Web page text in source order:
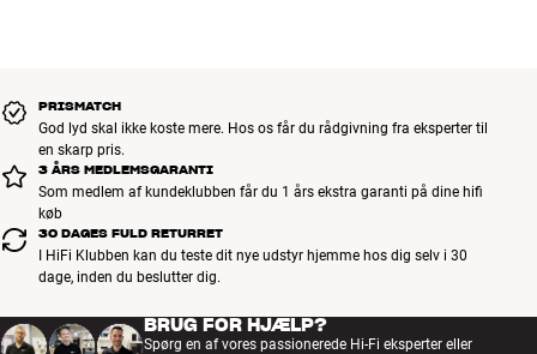
PRISMATCH
God lyd skal ikke koste mere. Hos os får du rådgivning fra eksperter til
en skarp pris.
3 ÅRS MEDLEMSGARANTI
Som medlem af kundeklubben får du 1 års ekstra garanti på dine hifi
køb
30 DAGES FULD RETURRET
I HiFi Klubben kan du teste dit nye udstyr hjemme hos dig selv i 30
dage, inden du beslutter dig.
BRUG FOR HJÆLP?
Spørg en af vores passionerede Hi-Fi eksperter eller